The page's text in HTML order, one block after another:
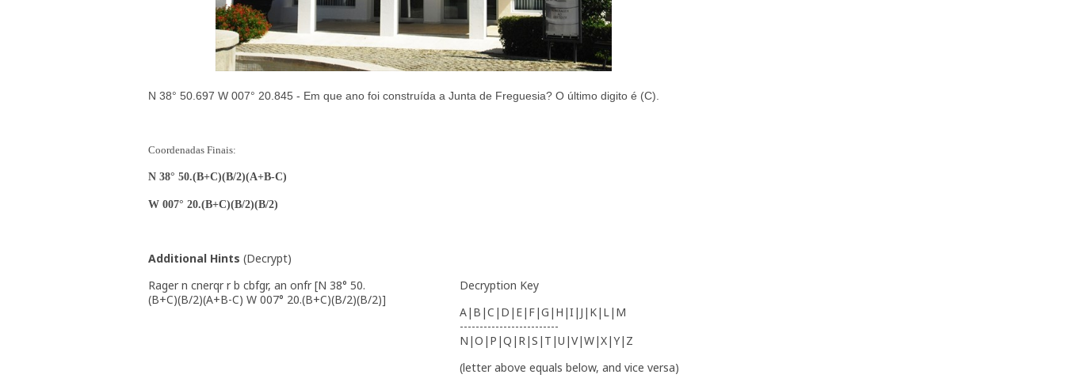
N 38° 50.697 W 007° 20.845 - Em que ano foi construída a Junta de Freguesia? O último digito é (C).
Coordenadas Finais:
N 38° 50.(B+C)(B/2)(A+B-C)
W 007° 20.(B+C)(B/2)(B/2)
Additional Hints (Decrypt)
Rager n cnerqr r b cbfgr, an onfr [N 38° 50.
(B+C)(B/2)(A+B-C) W 007° 20.(B+C)(B/2)(B/2)]
Decryption Key
A|B|C|D|E|F|G|H|I|J|K|L|M
-------------------------
N|O|P|Q|R|S|T|U|V|W|X|Y|Z
(letter above equals below, and vice versa)